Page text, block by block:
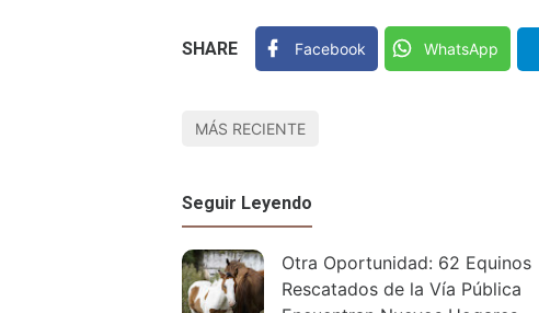
SHARE Facebook WhatsApp
MÁS RECIENTE
Seguir Leyendo
Otra Oportunidad: 62 Equinos
Rescatados de la Vía Pública